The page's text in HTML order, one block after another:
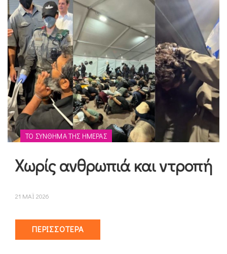
ΤΟ ΣΎΝΘΗΜΑ ΤΗΣ ΗΜΈΡΑΣ
Χωρίς ανθρωπιά και ντροπή
21 ΜΑΪ 2026
ΠΕΡΙΣΣΌΤΕΡΑ